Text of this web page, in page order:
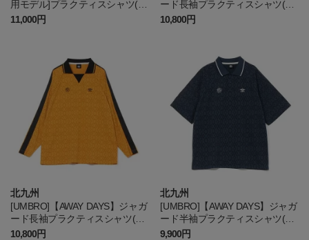
用モデル]プラクティスシャツ(半
袖)
11,000円
ード長袖プラクティスシャツ(ギ
ラヴァンツ刺繍加工)
10,800円
北九州
[UMBRO]【AWAY DAYS】ジャガ
ード長袖プラクティスシャツ(ギ
ラヴァンツ刺繍加工)
10,800円
北九州
[UMBRO]【AWAY DAYS】ジャガ
ード半袖プラクティスシャツ(ギ
ラヴァンツ刺繍加工)
9,900円